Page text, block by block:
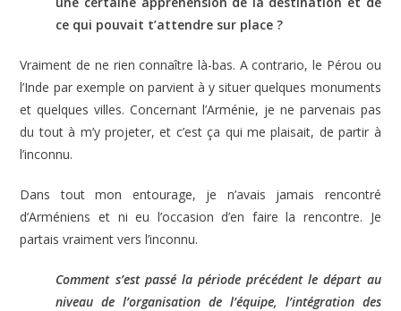
ce qui pouvait t’attendre sur place ?
Vraiment de ne rien connaître là-bas. A contrario, le Pérou ou
l’Inde par exemple on parvient à y situer quelques monuments
et quelques villes. Concernant l’Arménie, je ne parvenais pas
du tout à m’y projeter, et c’est ça qui me plaisait, de partir à
l’inconnu.
Dans tout mon entourage, je n’avais jamais rencontré
d’Arméniens et ni eu l’occasion d’en faire la rencontre. Je
partais vraiment vers l’inconnu.
Comment s’est passé la période précédent le départ au
niveau de l’organisation de l’équipe, l’intégration des